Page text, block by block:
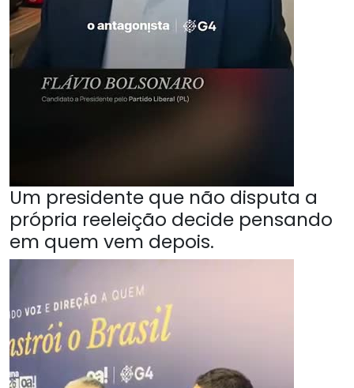
Um presidente que não disputa a
própria reeleição decide pensando
em quem vem depois.